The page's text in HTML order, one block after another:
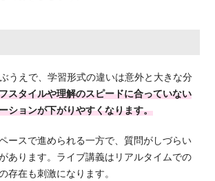
うえで、学習形式の違いは意外と大きな分
スタイルや理解のスピードに合っていない
ションが下がりやすくなります。
ースで進められる一方で、質問がしづらい
あります。ライブ講義はリアルタイムでの
存在も刺激になります。